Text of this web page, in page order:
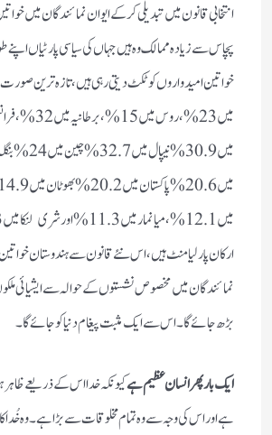
انتخابی قانون میں تبدیلی کرکے ایوان نمائندگان میں
پچاس سے زیادہ ممالک وہ ہیں جہاں کی سیاسی پارٹیاں
خواتین امیدواروں کو ٹکٹ دیتی رہی ہیں، تازہ ترین
میں 30.9%نیپال میں
ارکان پارلیامنٹ ہیں، اس نئے قانون سے ہندوستان
نمائندگان میں مخصوص نشستوں کے حوالہ سے ایشیائی
بڑھ جائے گا۔ اس سے ایک مثبت پیغام دنیا کو جائے گا۔
ایک بار پھر انسان عظیم ہےکیونکہ خدا اس کے ذریعے ظاہر
ہے اور اس کی وجہ سے وہ تمام مخلوقات سے بڑا ہے۔ وہ خُدا